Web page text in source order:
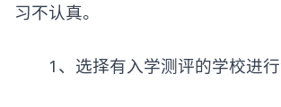
习不认真。
1、选择有入学测评的学校进行